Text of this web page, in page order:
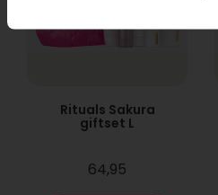
Rituals Sakura
giftset L
64,95